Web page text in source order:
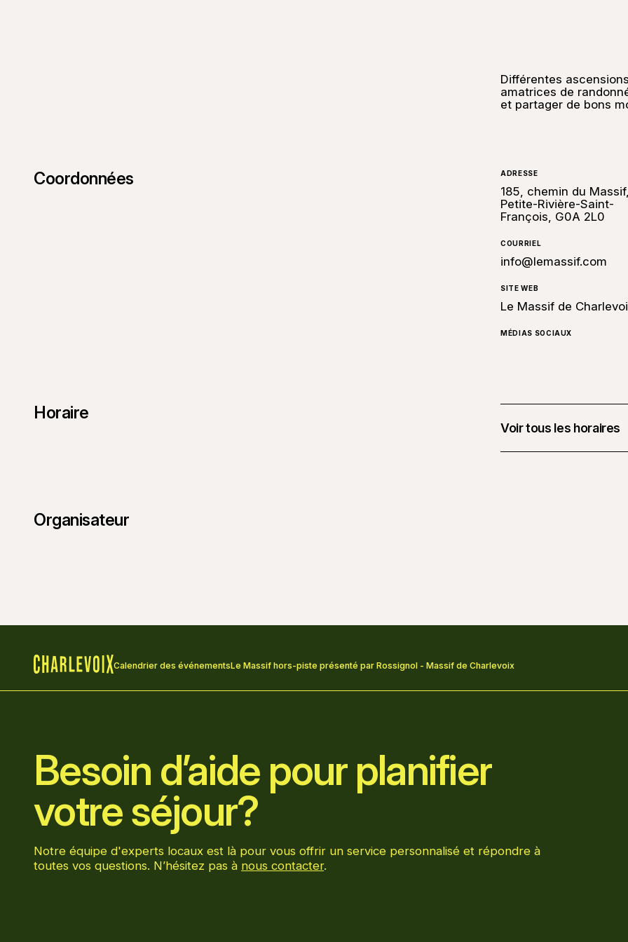
Différentes
amatrices de
et partager de bons
Coordonnées ADRESSE
185, chemin du
Petite-Rivière-Saint-
François, G0A 2L0
COURRIEL
info@lemassif.com
SITE WEB
Le Massif de
MÉDIAS SOCIAUX
Horaire
Voir tous les horaires
Organisateur
Calendrier des événementsLe Massif hors-piste présenté par Rossignol - Massif de Charlevoix
Besoin d’aide pour planifier
votre séjour?
Notre équipe d'experts locaux est là pour vous offrir un service personnalisé et répondre à
toutes vos questions. N’hésitez pas à nous contacter.